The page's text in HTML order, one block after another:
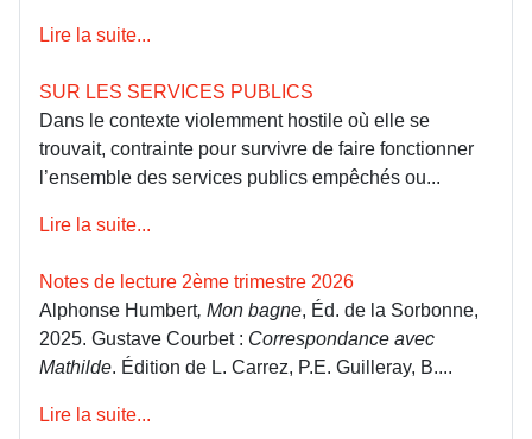
Lire la suite...
SUR LES SERVICES PUBLICS
Dans le contexte violemment hostile où elle se
trouvait, contrainte pour survivre de faire fonctionner
l’ensemble des services publics empêchés ou...
Lire la suite...
Notes de lecture 2ème trimestre 2026
Alphonse Humbert, Mon bagne, Éd. de la Sorbonne,
2025. Gustave Courbet : Correspondance avec
Mathilde. Édition de L. Carrez, P.E. Guilleray, B....
Lire la suite...